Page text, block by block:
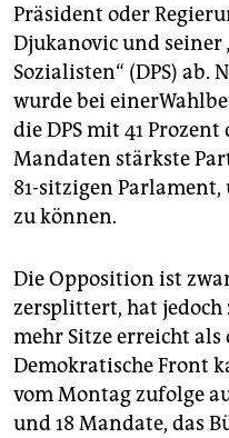
genossenschaft
epaper login
Präsident oder
Djukanovic und seiner
Sozialisten“ (DPS) ab.
wurde bei
die DPS mit 41
Mandaten stärkste
81-sitzigen
zu können.
Die Opposition ist
zersplittert, hat
mehr Sitze erreicht als
Demokratische Front
vom Montag zufolge
und 18 Mandate, das